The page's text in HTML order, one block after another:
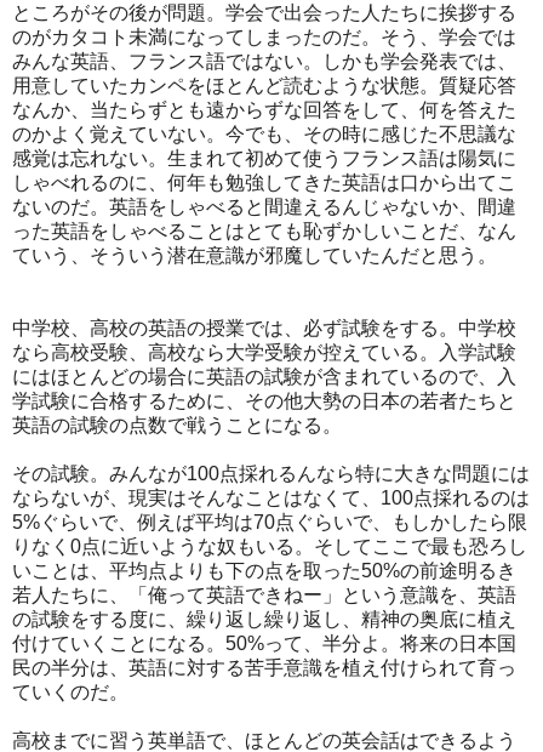
ところがその後が問題。学会で出会った人たちに挨拶する
のがカタコト未満になってしまったのだ。そう、学会では
みんな英語、フランス語ではない。しかも学会発表では、
用意していたカンペをほとんど読むような状態。質疑応答
なんか、当たらずとも遠からずな回答をして、何を答えた
のかよく覚えていない。今でも、その時に感じた不思議な
感覚は忘れない。生まれて初めて使うフランス語は陽気に
しゃべれるのに、何年も勉強してきた英語は口から出てこ
ないのだ。英語をしゃべると間違えるんじゃないか、間違
った英語をしゃべることはとても恥ずかしいことだ、なん
ていう、そういう潜在意識が邪魔していたんだと思う。
中学校、高校の英語の授業では、必ず試験をする。中学校
なら高校受験、高校なら大学受験が控えている。入学試験
にはほとんどの場合に英語の試験が含まれているので、入
学試験に合格するために、その他大勢の日本の若者たちと
英語の試験の点数で戦うことになる。
その試験。みんなが100点採れるんなら特に大きな問題には
ならないが、現実はそんなことはなくて、100点採れるのは
5%ぐらいで、例えば平均は70点ぐらいで、もしかしたら限
りなく0点に近いような奴もいる。そしてここで最も恐ろし
いことは、平均点よりも下の点を取った50%の前途明るき
若人たちに、「俺って英語できねー」という意識を、英語
の試験をする度に、繰り返し繰り返し、精神の奥底に植え
付けていくことになる。50%って、半分よ。将来の日本国
民の半分は、英語に対する苦手意識を植え付けられて育っ
ていくのだ。
高校までに習う英単語で、ほとんどの英会話はできるよう